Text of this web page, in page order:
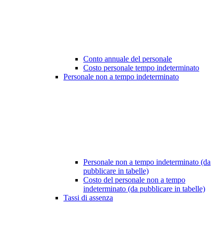
Conto annuale del personale
Costo personale tempo indeterminato
Personale non a tempo indeterminato
Personale non a tempo indeterminato (da
pubblicare in tabelle)
Costo del personale non a tempo
indeterminato (da pubblicare in tabelle)
Tassi di assenza